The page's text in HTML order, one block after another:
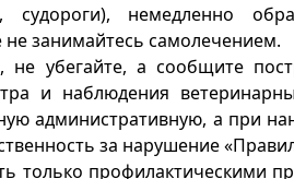
судороги), немедленно
занимайтесь самолечением.
не убегайте, а сообщите
и наблюдения
административную, а при
за нарушение
только профилактическими